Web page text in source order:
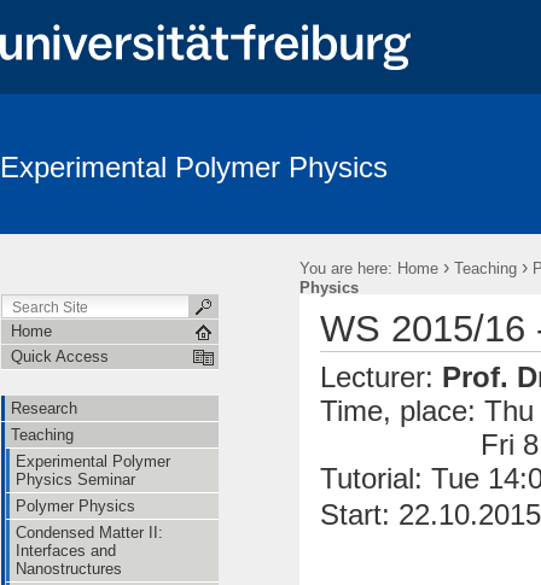
Experimental Polymer Physics
You are here: Home › Teaching ›
Physics
Home
Quick Access
Research
Teaching
Experimental Polymer
Physics Seminar
Polymer Physics
Condensed Matter II:
Interfaces and
Nanostructures
WS 2015/16
Lecturer: Prof.
Time, place:
Fri 8:15 -
Tutorial: Tue
Start: 22.10.2015